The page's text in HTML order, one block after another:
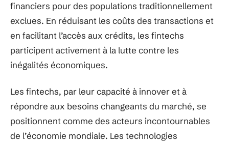
financiers pour des populations traditionnellement
exclues. En réduisant les coûts des transactions et
en facilitant l’accès aux crédits, les fintechs
participent activement à la lutte contre les
inégalités économiques.
Les fintechs, par leur capacité à innover et à
répondre aux besoins changeants du marché, se
positionnent comme des acteurs incontournables
de l’économie mondiale. Les technologies